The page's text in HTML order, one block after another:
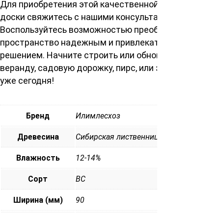
Для приобретения этой качественной палубной
доски свяжитесь с нашими консультантами.
Воспользуйтесь возможностью преобразить ваше
пространство надежным и привлекательным
решением. Начните строить или обновлять вашу
веранду, садовую дорожку, пирс, или зону бассейна
уже сегодня!
Бренд Илимлесхоз
Древесина Сибирская лиственница
Влажность 12-14%
Сорт ВС
Ширина (мм) 90